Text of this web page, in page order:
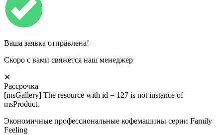
Ваша заявка отправлена!
Скоро с вами свяжется наш менеджер
✕
Рассрочка
[msGallery] The resource with id = 127 is not instance of
msProduct.
Экономичные профессиональные кофемашины серии Family
Feeling